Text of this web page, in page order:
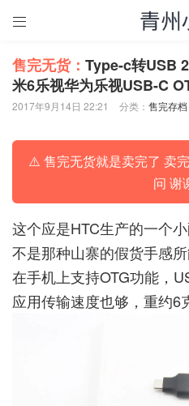

售完无货： Type-c转USB
米6乐视华为乐视USB-C
2017年9月14日 22:21 分类： 售完存档
⚠️ 售完无货就是卖完了 卖
问 谢
这个应是HTC生产的一个
不是那种山寨的假货手感
在手机上支持OTG功能，
应用传输速度也够，重约6